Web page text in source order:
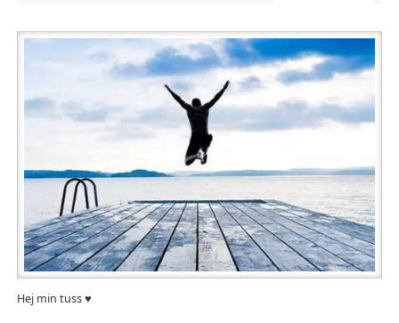
Hej min tuss ♥